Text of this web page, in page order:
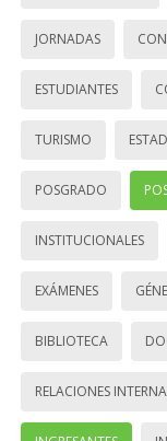
JORNADAS
ESTUDIANTES
TURISMO
POSGRADO
INSTITUCIONALES
EXÁMENES
BIBLIOTECA
RELACIONES